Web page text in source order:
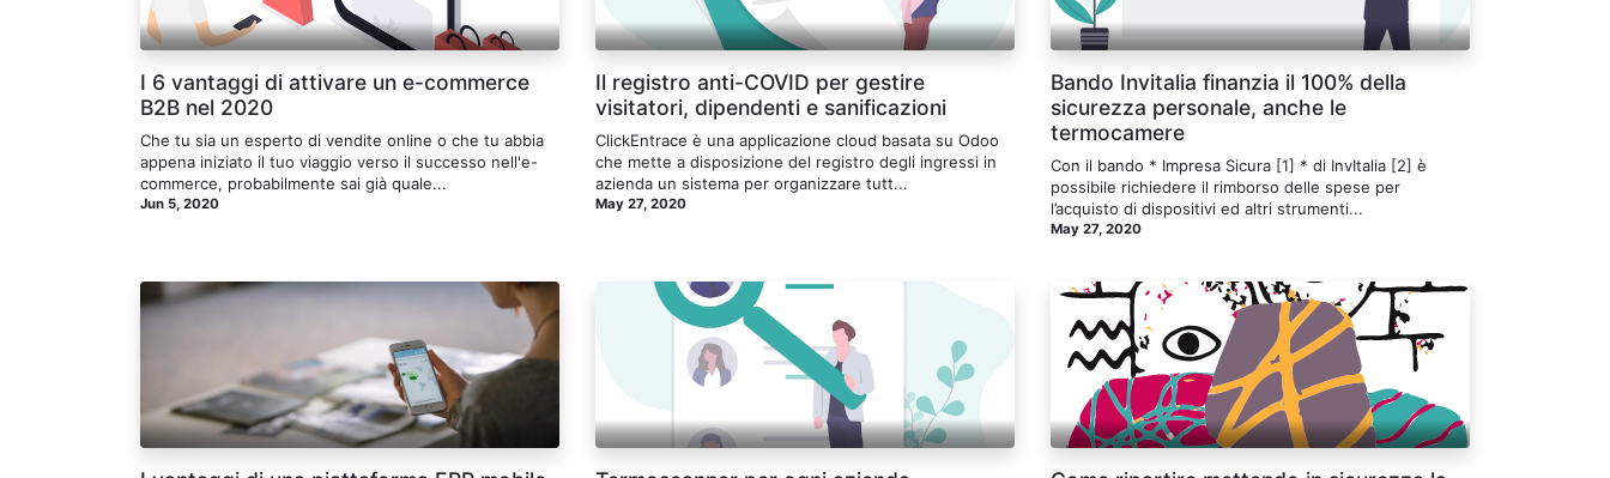
I 6 vantaggi di attivare un e-commerce
B2B nel 2020
Che tu sia un esperto di vendite online o che tu abbia
appena iniziato il tuo viaggio verso il successo nell'e-
commerce, probabilmente sai già quale...
Jun 5, 2020
Il registro anti-COVID per gestire
visitatori, dipendenti e sanificazioni
ClickEntrace è una applicazione cloud basata su Odoo
che mette a disposizione del registro degli ingressi in
azienda un sistema per organizzare tutt...
May 27, 2020
Bando Invitalia finanzia il 100% della
sicurezza personale, anche le
termocamere
Con il bando * Impresa Sicura [1] * di InvItalia [2] è
possibile richiedere il rimborso delle spese per
l’acquisto di dispositivi ed altri strumenti...
May 27, 2020